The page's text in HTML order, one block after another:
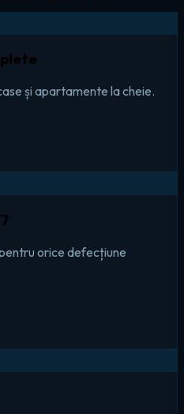
și apartamente la cheie.
orice defecțiune